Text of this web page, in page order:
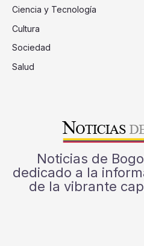
Ciencia y Tecnología
Cultura
Sociedad
Salud
Noticias de
dedicado a la
de la vibrante